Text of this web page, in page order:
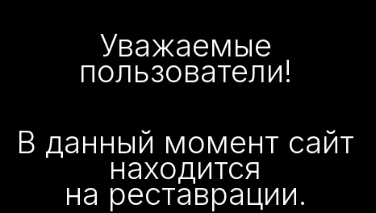
Уважаемые
пользователи!
В данный момент сайт
находится
на реставрации.